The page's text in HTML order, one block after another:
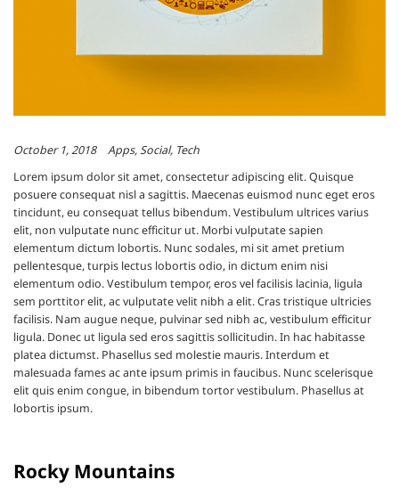
October 1, 2018 Apps Social Tech
Lorem ipsum dolor sit amet, consectetur adipiscing elit. Quisque
posuere consequat nisl a sagittis. Maecenas euismod nunc eget eros
tincidunt, eu consequat tellus bibendum. Vestibulum ultrices varius
elit, non vulputate nunc efficitur ut. Morbi vulputate sapien
elementum dictum lobortis. Nunc sodales, mi sit amet pretium
pellentesque, turpis lectus lobortis odio, in dictum enim nisi
elementum odio. Vestibulum tempor, eros vel facilisis lacinia, ligula
sem porttitor elit, ac vulputate velit nibh a elit. Cras tristique ultricies
facilisis. Nam augue neque, pulvinar sed nibh ac, vestibulum efficitur
ligula. Donec ut ligula sed eros sagittis sollicitudin. In hac habitasse
platea dictumst. Phasellus sed molestie mauris. Interdum et
malesuada fames ac ante ipsum primis in faucibus. Nunc scelerisque
elit quis enim congue, in bibendum tortor vestibulum. Phasellus at
lobortis ipsum.
Rocky Mountains